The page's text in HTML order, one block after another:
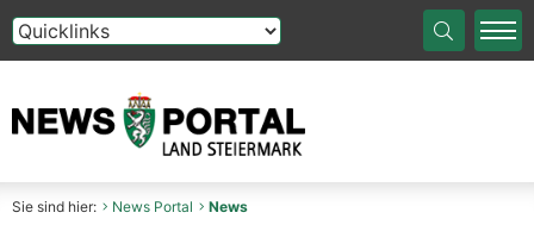
Die Auswahl einer Option im Select-Element führt auf
Sie sind hier: News Portal News